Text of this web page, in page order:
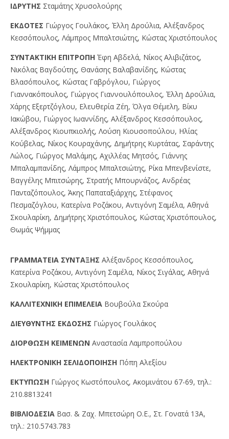
IΔPYTHΣ Σταμάτης Χρυσολούρης
EKΔOTEΣ Γιώργος Γουλάκος, Έλλη Δρούλια, Αλέξανδρος
Κεσσόπουλος, Λάμπρος Μπαλτσιώτης, Κώστας Χριστόπουλος
ΣYNTAKTIKH EΠITPOΠH Έφη Αβδελά, Νίκος Αλιβιζάτος,
Νικόλας Βαγδούτης, Θανάσης Βαλαβανίδης, Κώστας
Βλασόπουλος, Κώστας Γαβρόγλου, Γιώργος
Γιαννακόπουλος, Γιώργος Γιαννουλόπουλος, Έλλη Δρούλια,
Χάρης Εξερτζόγλου, Ελευθερία Ζέη, Όλγα Θέμελη, Βίκυ
Ιακώβου, Γιώργος Ιωαννίδης, Αλέξανδρος Κεσσόπουλος,
Αλέξανδρος Κιουπκιολής, Λούση Κιουσοπούλου, Ηλίας
Κούβελας, Νίκος Κουραχάνης, Δημήτρης Κυρτάτας, Σαράντης
Λώλος, Γιώργος Μαλάμης, Αχιλλέας Μητσός, Γιάννης
Μπαλαμπανίδης, Λάμπρος Μπαλτσιώτης, Ρίκα Μπενβενίστε,
Βαγγέλης Μπιτσώρης, Στρατής Μπουρνάζος, Ανδρέας
Πανταζόπουλος, Άκης Παπαταξιάρχης, Στέφανος
Πεσμαζόγλου, Κατερίνα Ροζάκου, Αντιγόνη Σαμέλα, Αθηνά
Σκουλαρίκη, Δημήτρης Χριστόπουλος, Κώστας Χριστόπουλος,
Θωμάς Ψήμμας
ΓPAMMATEIA ΣYNTAΞHΣ Αλέξανδρος Κεσσόπουλος,
Κατερίνα Ροζάκου, Αντιγόνη Σαμέλα, Νίκος Σιγάλας, Αθηνά
Σκουλαρίκη, Κώστας Χριστόπουλος
KAΛΛITEXNIKH EΠIMEΛEIA Βουβούλα Σκούρα
ΔIEYΘYNTHΣ EKΔOΣHΣ Γιώργος Γουλάκος
ΔIOPΘΩΣH KEIMENΩN Αναστασία Λαμπροπούλου
HΛEKTPONIKH ΣEΛIΔOΠOIHΣH Πόπη Αλεξίου
EKTYΠΩΣH Γιώργος Kωστόπουλος, Aκομινάτου 67-69, τηλ.:
210.8813241
BIBΛIOΔEΣIA Βασ. & Ζαχ. Μπετσώρη O.Ε., Στ. Γονατά 13A,
τηλ.: 210.5743.783